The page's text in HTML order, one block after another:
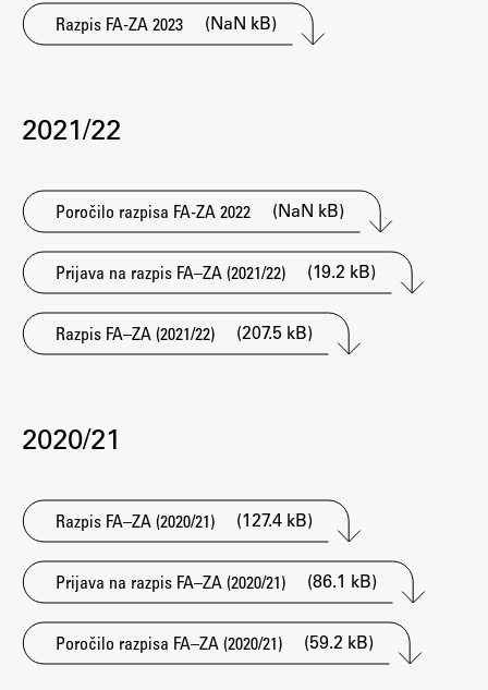
Aktualno
Novice
Program dela
Raziskovanje
Inštituti
Delo
Seminarji
Seminarske teme
Razpis FA-ZA 2023 (NaN kB)
2021/22
Poročilo razpisa FA-ZA 2022 (NaN kB)
Prijava na razpis FA–ZA (2021/22) (19.2 kB)
Razpis FA–ZA (2021/22) (207.5 kB)
2020/21
Razpis FA–ZA (2020/21) (127.4 kB)
Prijava na razpis FA–ZA (2020/21) (86.1 kB)
Poročilo razpisa FA–ZA (2020/21) (59.2 kB)